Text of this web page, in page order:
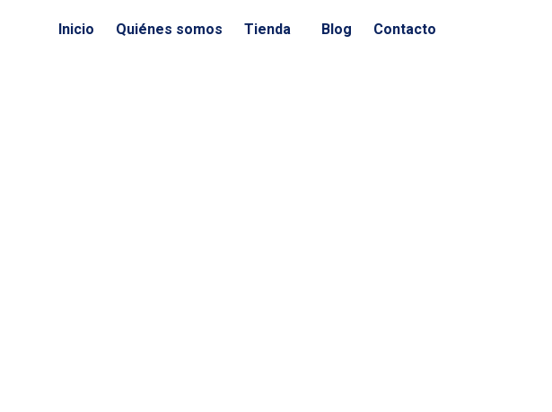
Inicio Quiénes somos Tienda Blog Contacto